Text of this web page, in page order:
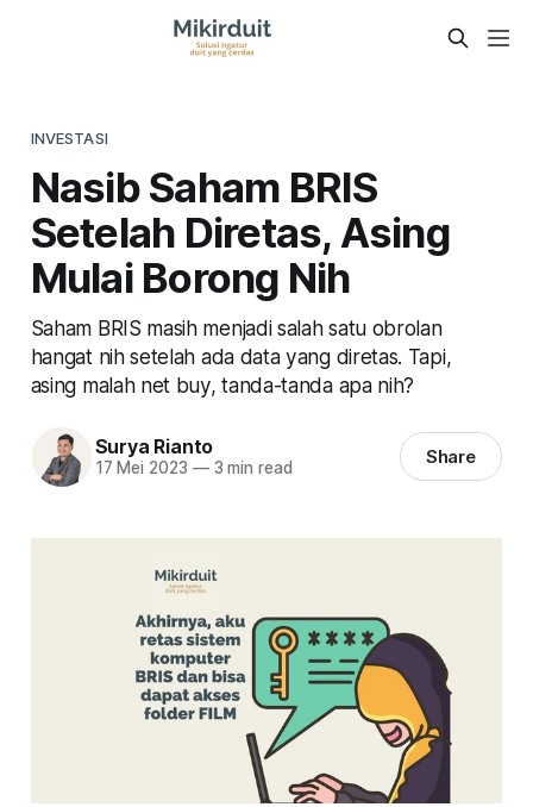
INVESTASI
Nasib Saham BRIS
Setelah Diretas, Asing
Mulai Borong Nih
Saham BRIS masih menjadi salah satu obrolan
hangat nih setelah ada data yang diretas. Tapi,
asing malah net buy, tanda-tanda apa nih?
Surya Rianto
17 Mei 2023 —3 min read Share